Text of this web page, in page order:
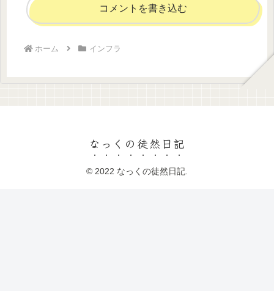
コメントを書き込む
ホーム インフラ
なっくの徒然日記
© 2022 なっくの徒然日記.